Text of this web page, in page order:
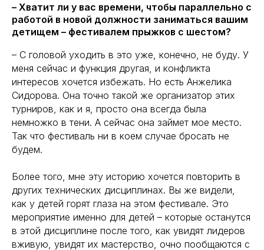
– Хватит ли у вас времени, чтобы параллельно с
работой в новой должности заниматься вашим
детищем – фестивалем прыжков с шестом?
– С головой уходить в это уже, конечно, не буду. У
меня сейчас и функция другая, и конфликта
интересов хочется избежать. Но есть Анжелика
Сидорова. Она точно такой же организатор этих
турниров, как и я, просто она всегда была
немножко в тени. А сейчас она займет мое место.
Так что фестиваль ни в коем случае бросать не
будем.
Более того, мне эту историю хочется повторить в
других технических дисциплинах. Вы же видели,
как у детей горят глаза на этом фестивале. Это
мероприятие именно для детей – которые останутся
в этой дисциплине после того, как увидят лидеров
вживую, увидят их мастерство, очно пообщаются с